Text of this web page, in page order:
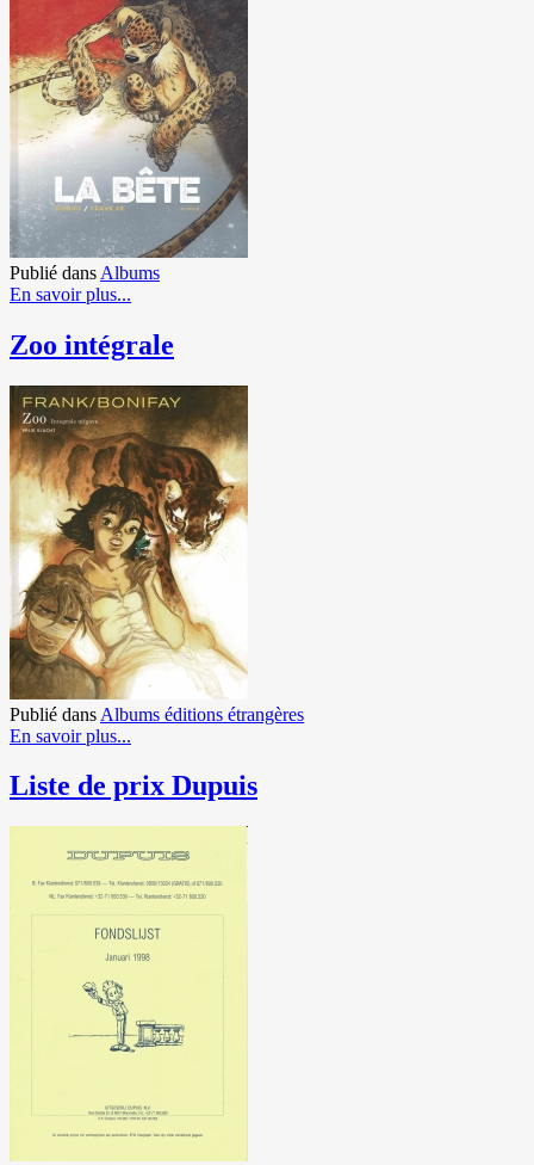
Publié dans Albums
En savoir plus...
Zoo intégrale
Publié dans Albums éditions étrangères
En savoir plus...
Liste de prix Dupuis